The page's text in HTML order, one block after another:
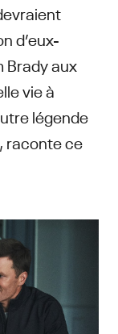
d’eux-
Brady aux
vie à
légende
raconte ce